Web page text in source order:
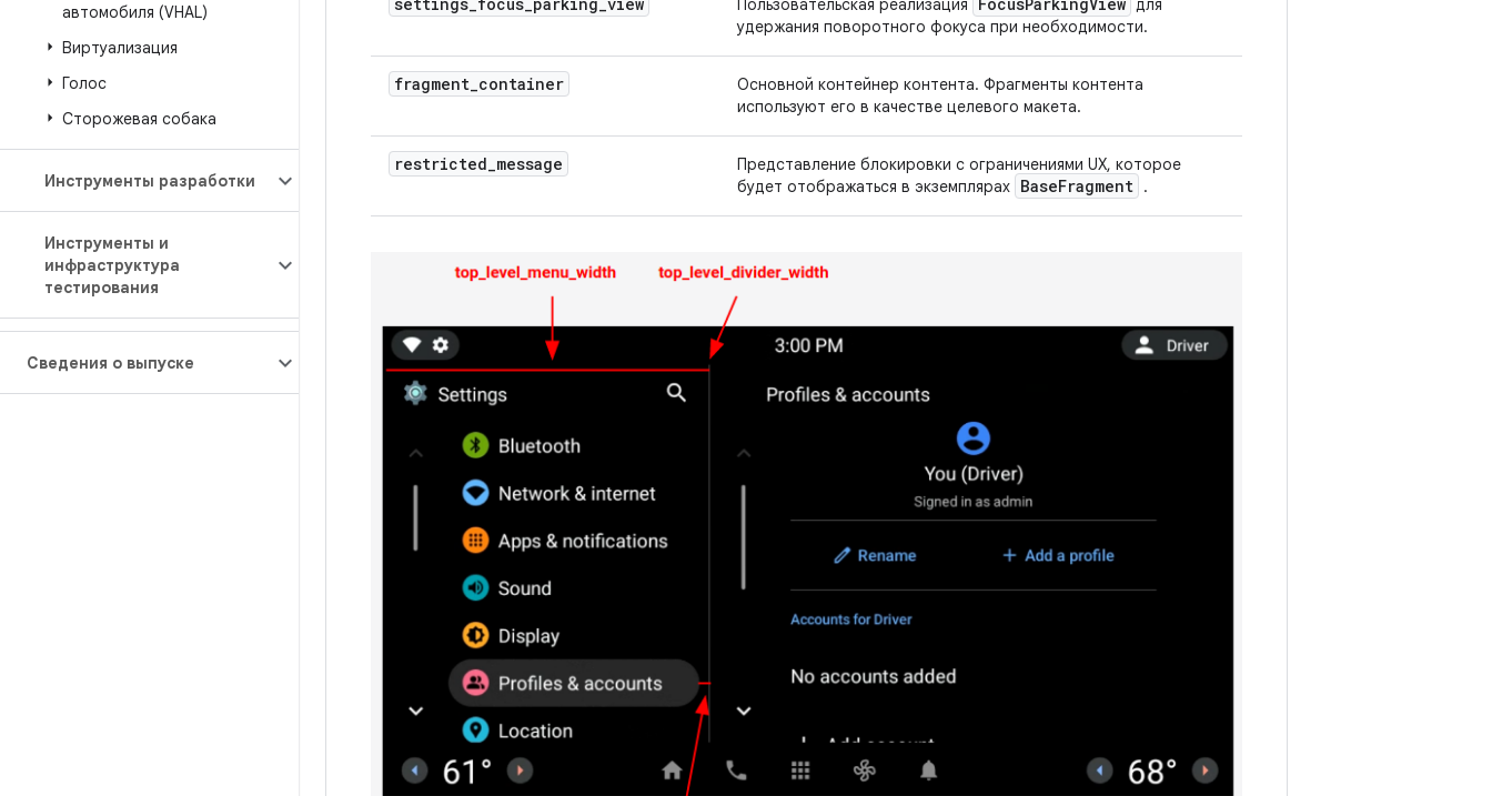
автомобиля (VHAL)
Виртуализация
Голос
Сторожевая собака
Инструменты разработки
Инструменты и
инфраструктура
тестирования
Сведения о выпуске
Пользовательская реализация
для
удержания поворотного фокуса при необходимости.
fragment_container
Основной контейнер контента. Фрагменты контента
используют его в качестве целевого макета.
restricted_message
Представление блокировки с ограничениями UX, которое
будет отображаться в экземплярах BaseFragment .